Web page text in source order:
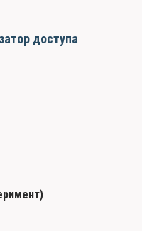
доступа